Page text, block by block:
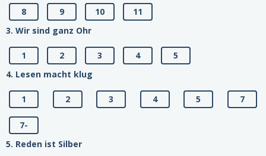
8 9 10
11
3. Wir sind ganz Ohr
1 2 3 4
5
4. Lesen macht klug
1 2 3 4 5 7
7-
5. Reden ist Silber